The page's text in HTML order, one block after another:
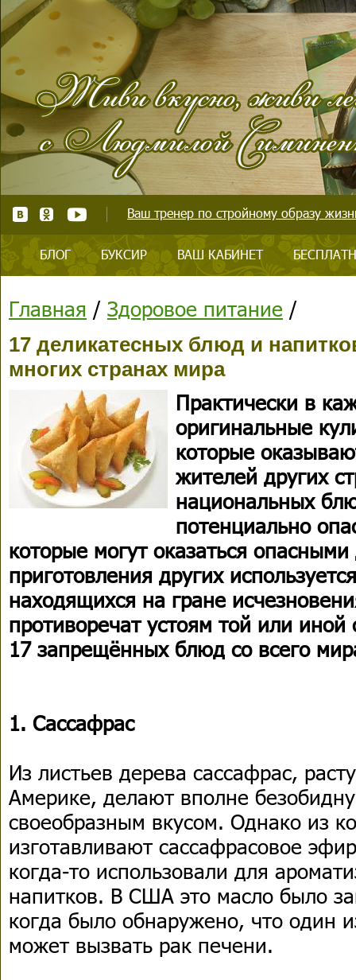
Ваш тренер по стройному образу
БЛОГ БУКСИР ВАШ КАБИНЕТ
Главная / Здоровое питание /
17 деликатесных блюд и
многих странах мира
Практически в
оригинальные
которые
жителей других
национальных
потенциально
которые могут оказаться
приготовления других
находящихся на гране
противоречат устоям той или
17 запрещённых блюд со всего
1. Сассафрас
Из листьев дерева сассафрас,
Америке, делают вполне
своеобразным вкусом. Однако из
изготавливают сассафрасовое
когда-то использовали для
напитков. В США это масло было
когда было обнаружено, что один
может вызвать рак печени.